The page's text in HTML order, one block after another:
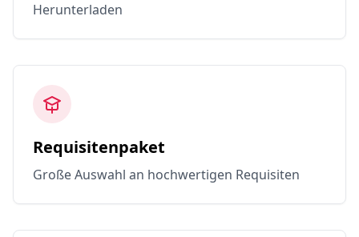
Herunterladen
Requisitenpaket
Große Auswahl an hochwertigen Requisiten